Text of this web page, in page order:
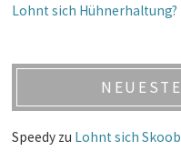
Lohnt sich Hühnerhaltung?
Speedy zu Lohnt sich